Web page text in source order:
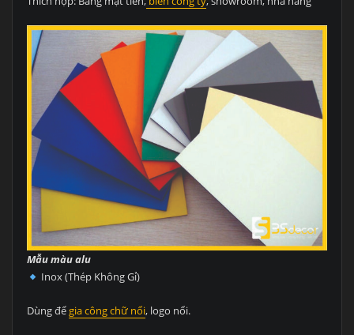
Mẫu màu alu
Inox (Thép Không Gỉ)
Dùng đểgia công chữ nổi, logo nổi.